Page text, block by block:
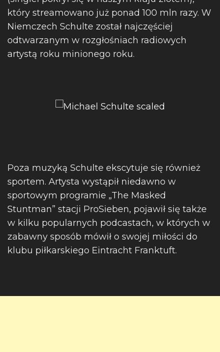
który streamowano już ponad 100 mln razy. W
Niemczech Schulte został najczęściej
odtwarzanym w rozgłośniach radiowych
artystą roku minionego roku.
Poza muzyką Schulte ekscytuje się również
sportem. Artysta wystąpił niedawno w
sportowym programie „The Masked
Stuntman” stacji ProSieben, pojawił się także
w kilku popularnych podcastach, w których w
zabawny sposób mówił o swojej miłości do
klubu piłkarskiego Eintracht Franktuft.